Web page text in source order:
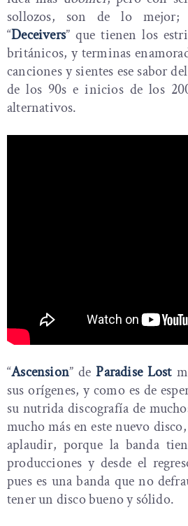
sollozos, son de lo
“Deceivers” que tienen los
británicos, y terminas
canciones y sientes ese sabor
de los 90s e inicios de los
alternativos.
“Ascension” deParadise Lost
sus orígenes, y como es de
su nutrida discografía de
mucho más en este nuevo
aplaudir, porque la banda
producciones y desde el
pues es una banda que no
tener un disco bueno y sólido.